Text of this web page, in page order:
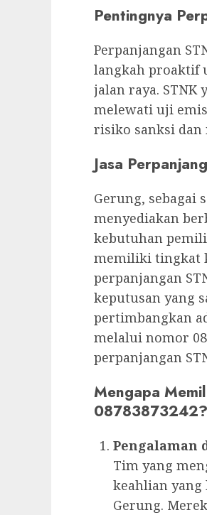
Pentingnya
Perpanjangan
langkah proaktif
jalan raya. STNK
melewati uji
risiko sanksi
Jasa
Gerung, sebagai
menyediakan
kebutuhan
memiliki tingkat
perpanjangan
keputusan yang
pertimbangkan
melalui nomor
perpanjangan
Mengapa
08783873242?
Pengalaman
Tim yang
keahlian yang
Gerung.